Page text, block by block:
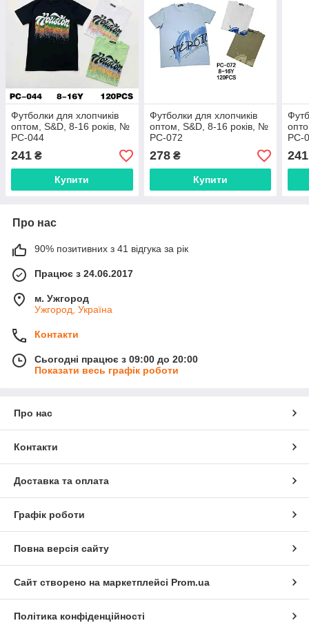
Футболки для хлопчиків
оптом, S&D, 8-16 років, №
PC-044
241 ₴
Купити
Футболки для хлопчиків
оптом, S&D, 8-16 років, №
PC-072
278₴
Купити
PC-
241
Про нас
90% позитивних з 41 відгука за рік
Працює з 24.06.2017
м. Ужгород
Ужгород, Україна
Контакти
Сьогодні працює з 09:00 до 20:00
Показати весь графік роботи
Про нас
Контакти
Доставка та оплата
Графік роботи
Повна версія сайту
Сайт створено на маркетплейсі Prom.ua
Політика конфіденційності